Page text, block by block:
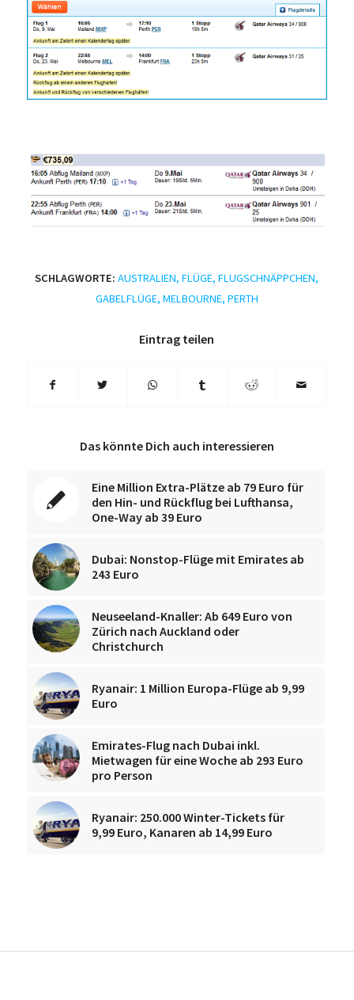
SCHLAGWORTE: AUSTRALIEN,FLÜGE,FLUGSCHNÄPPCHEN,
GABELFLÜGE, MELBOURNE, PERTH
Eintrag teilen
Das könnte Dich auch interessieren
Eine Million Extra-Plätze ab 79 Euro für
den Hin- und Rückflug bei Lufthansa,
One-Way ab 39 Euro
Dubai: Nonstop-Flüge mit Emirates ab
243 Euro
Neuseeland-Knaller: Ab 649 Euro von
Zürich nach Auckland oder
Christchurch
Ryanair: 1 Million Europa-Flüge ab 9,99
Euro
Emirates-Flug nach Dubai inkl.
Mietwagen für eine Woche ab 293 Euro
pro Person
Ryanair: 250.000 Winter-Tickets für
9,99 Euro, Kanaren ab 14,99 Euro